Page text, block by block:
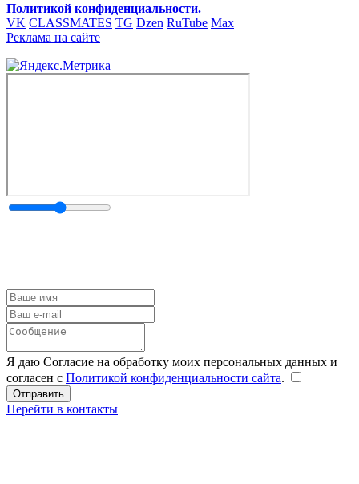
Политикой конфиденциальности.
VK CLASSMATES TG Dzen RuTube Max
Реклама на сайте
Я даю Согласие на обработку моих персональных данных и
согласен с Политикой конфиденциальности сайта.
Перейти в контакты